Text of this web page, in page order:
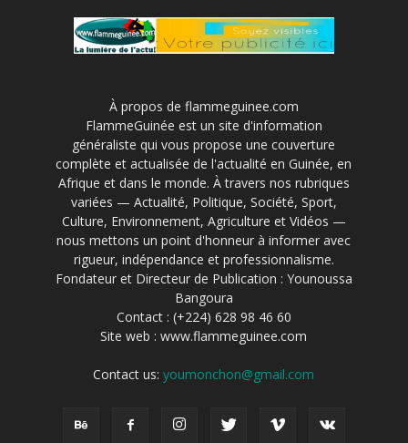
À propos de flammeguinee.com
FlammeGuinée est un site d'information
généraliste qui vous propose une couverture
complète et actualisée de l'actualité en Guinée, en
Afrique et dans le monde. À travers nos rubriques
variées — Actualité, Politique, Société, Sport,
Culture, Environnement, Agriculture et Vidéos —
nous mettons un point d'honneur à informer avec
rigueur, indépendance et professionnalisme.
Fondateur et Directeur de Publication : Younoussa
Bangoura
Contact : (+224) 628 98 46 60
Site web : www.flammeguinee.com
Contact us:youmonchon@gmail.com